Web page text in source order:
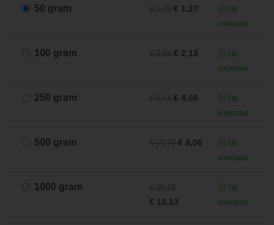
50 gram € 1,27
Op
voorraad
100 gram € 2,13
Op
voorraad
250 gram € 4,60
Op
voorraad
500 gram € 8,06
Op
voorraad
1000 gram
€ 15,13
Op
voorraad